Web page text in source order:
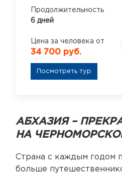
Продолжительность
6 дней
Цена за человека от
34 700 руб.
Посмотреть тур
АБХАЗИЯ –
НА
Страна с каждым годом
больше